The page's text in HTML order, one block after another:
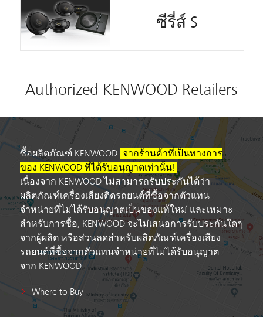
ซีรี่ส์ S
Authorized KENWOOD Retailers
ซื้อผลิตภัณฑ์ KENWOOD จากร้านค้าที่เป็นทางการ
ของ KENWOOD ที่ได้รับอนุญาตเท่านั้น!
เนื่องจาก KENWOOD ไม่สามารถรับประกันได้ว่า
ผลิตภัณฑ์เครื่องเสียงติดรถยนต์ที่ซื้อจากตัวแทน
จำหน่ายที่ไม่ได้รับอนุญาตเป็นของแท้ใหม่ และเหมาะ
สำหรับการซื้อ, KENWOOD จะไม่เสนอการรับประกันใดๆ
จากผู้ผลิต หรือส่วนลดสำหรับผลิตภัณฑ์เครื่องเสียง
รถยนต์ที่ซื้อจากตัวแทนจำหน่ายที่ไม่ได้รับอนุญาต
จาก KENWOOD
Where to Buy